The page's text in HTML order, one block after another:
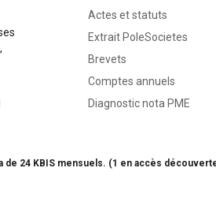
Actes et statuts
Extrait PoleSocietes
Brevets
Comptes annuels
Diagnostic nota PME
de 24 KBIS mensuels. (1 en accès